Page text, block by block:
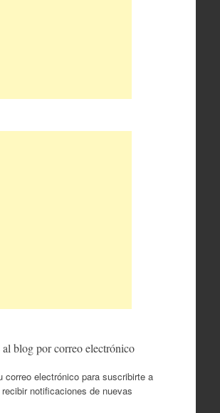
al blog por correo electrónico
correo electrónico para suscribirte a
notificaciones de nuevas